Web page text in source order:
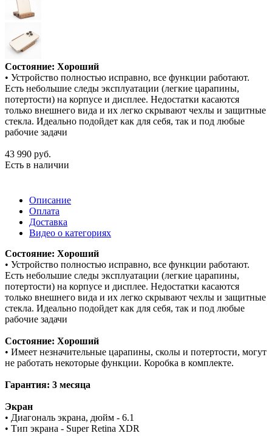
Состояние: Хороший
• Устройство полностью исправно, все функции работают.
Есть небольшие следы эксплуатации (легкие царапины,
потертости) на корпусе и дисплее. Недостатки касаются
только внешнего вида и их легко скрывают чехлы и защитные
стекла. Идеально подойдет как для себя, так и под любые
рабочие задачи
43 990 руб.
Есть в наличии
Описание
Оплата
Доставка
Видео о категориях
Состояние: Хороший
• Устройство полностью исправно, все функции работают.
Есть небольшие следы эксплуатации (легкие царапины,
потертости) на корпусе и дисплее. Недостатки касаются
только внешнего вида и их легко скрывают чехлы и защитные
стекла. Идеально подойдет как для себя, так и под любые
рабочие задачи
Состояние: Хороший
• Имеет незначительные царапины, сколы и потертости, могут
не работать некоторые функции. Коробка в комплекте.
Гарантия: 3 месяца
Экран
• Диагональ экрана, дюйм - 6.1
• Тип экрана - Super Retina XDR